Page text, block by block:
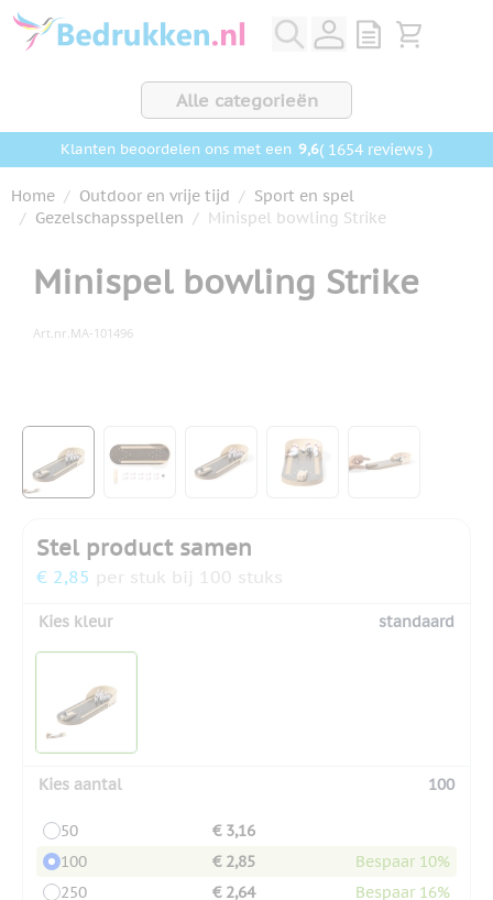
Ga naar de inhoud
View quote,
Bekijk
Alle categorieën
Klanten beoordelen ons met een 9,6( 1654 reviews )
Home / Outdoor en vrije tijd / Sport en spel
/ Gezelschapsspellen / Minispel bowling Strike
Minispel bowling Strike
Art.nr. MA-101496
View larger imageView larger imageView larger imageView larger image
Stel product samen
€ 2,85 per stuk bij 100 stuks
Kies kleur standaard
Kies aantal 100
50
€ 3,16
100
€ 2,85
Bespaar 10%
250
€ 2,64
Bespaar 16%